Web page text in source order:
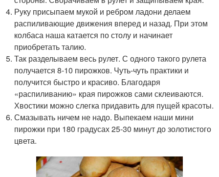
Руку присыпаем мукой и ребром ладони делаем
распиливающие движения вперед и назад. При этом
колбаса наша катается по столу и начинает
приобретать талию.
Так разделываем весь рулет. С одного такого рулета
получается 8-10 пирожков. Чуть-чуть практики и
получится быстро и красиво. Благодаря
«распиливанию» края пирожков сами склеиваются.
Хвостики можно слегка придавить для пущей красоты.
Смазывать ничем не надо. Выпекаем наши мини
пирожки при 180 градусах 25-30 минут до золотистого
цвета.